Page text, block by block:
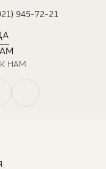
945-72-21
НАМ